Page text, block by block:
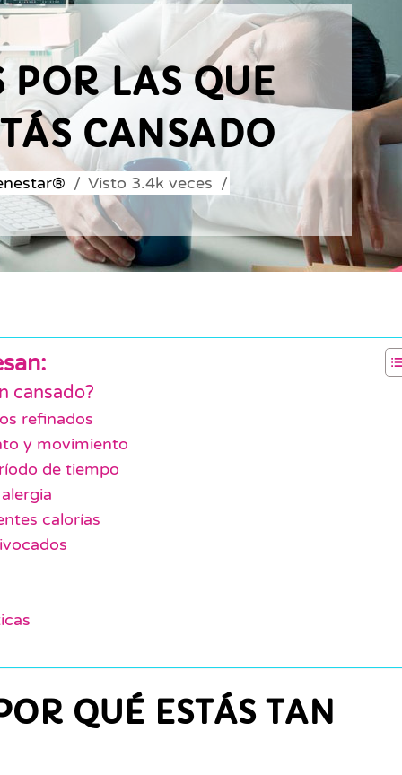
POR LAS QUE
CANSADO
Visto 3.4k veces
cansado?
refinados
y movimiento
de tiempo
calorías
QUÉ ESTÁS TAN